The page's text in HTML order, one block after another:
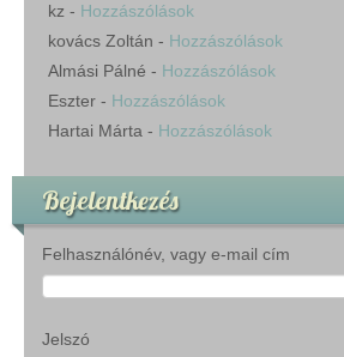
kz - Hozzászólások
kovács Zoltán - Hozzászólások
Almási Pálné - Hozzászólások
Eszter - Hozzászólások
Hartai Márta - Hozzászólások
Bejelentkezés
Felhasználónév, vagy e-mail cím
Jelszó